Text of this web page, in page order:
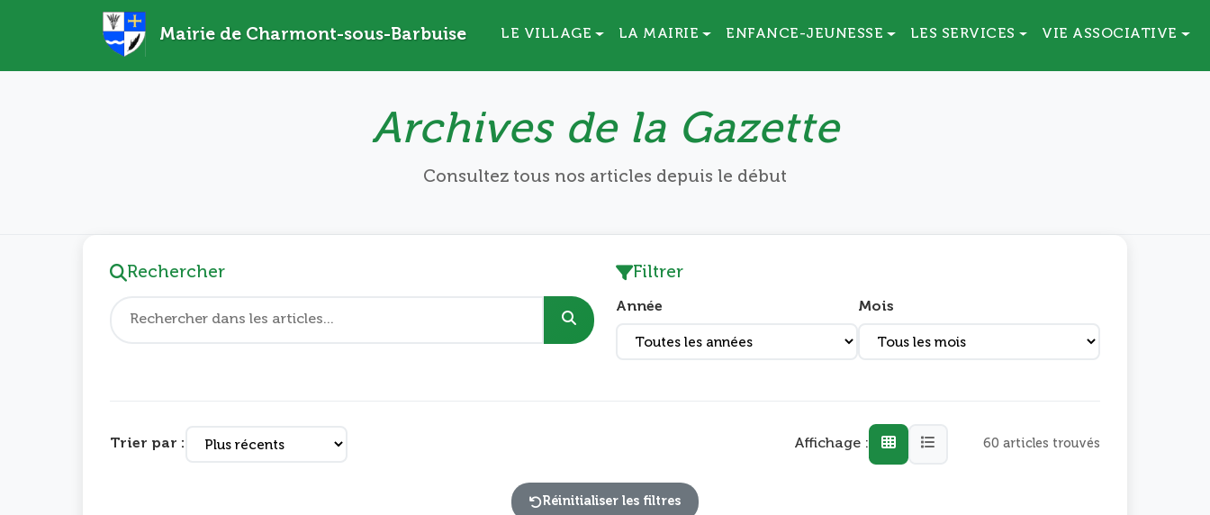
Mairie de Charmont-sous-Barbuise LE VILLAGE LA MAIRIE ENFANCE-JEUNESSE LES SERVICES VIE ASSOCIATIVE
Archives de la Gazette
Consultez tous nos articles depuis le début
Rechercher Filtrer
Année Mois
Trier par : Affichage : 60 articles trouvés
Réinitialiser les filtres